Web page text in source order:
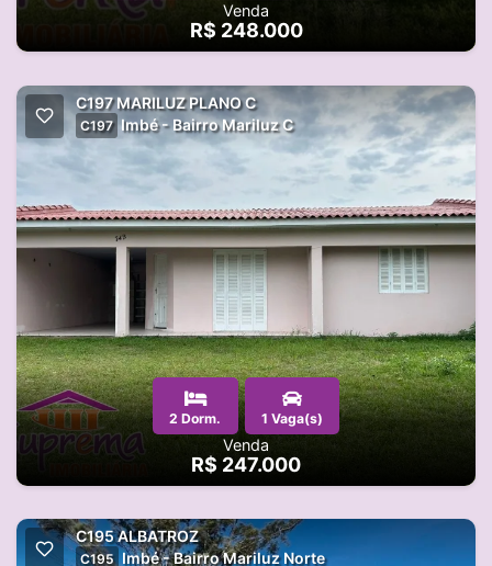
Venda
R$ 248.000
C197 MARILUZ PLANO C
C197 Imbé - Bairro Mariluz C
2 Dorm. 1 Vaga(s)
Venda
R$ 247.000
C195 ALBATROZ
C195 Imbé - Bairro Mariluz Norte